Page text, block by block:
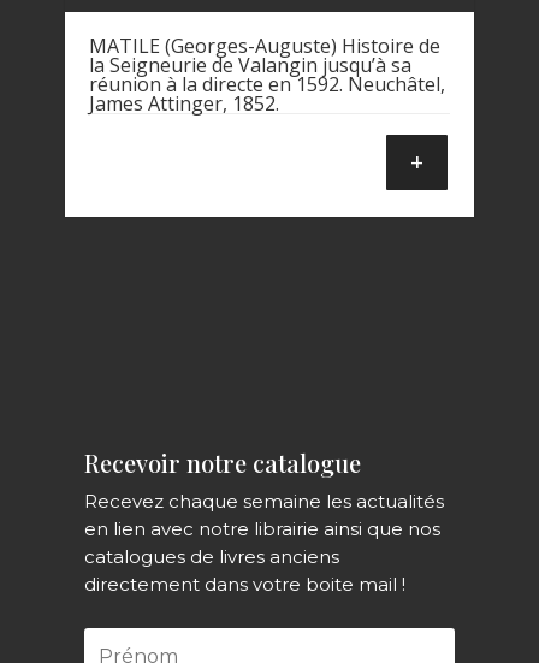
MATILE (Georges-Auguste) Histoire de
la Seigneurie de Valangin jusqu’à sa
réunion à la directe en 1592. Neuchâtel,
James Attinger, 1852.
+
Recevoir notre catalogue
Recevez chaque semaine les actualités
en lien avec notre librairie ainsi que nos
catalogues de livres anciens
directement dans votre boite mail !